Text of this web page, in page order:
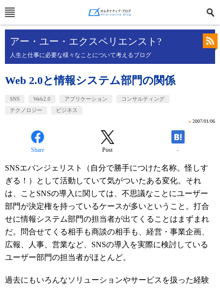
アー・ユー・エクスペリエンスト?
人生と仕事に必要な様々なことについて考えるブログ
Web 2.0と情報システム部門の関係
SNS Web2.0 アプリケーション
コンサルティング
テクノロジー
ビジネス
» 2007/01/06
Share Post -
SNSエバンジェリスト（自分で勝手につけた名称。怪しす
ぎる！）として活動していて気がついたある変化。それ
は、ことSNSの導入に関しては、不思議なことにユーザー
部門が決定権を持っているケースが多いということ。打合
せに情報システム部門の担当者が出てくることはまずまれ
だ。問合せてくる相手も商談の相手も、経営・事業企画、
広報、人事、営業など、SNSの導入を実際に検討している
ユーザー部門の担当者がほとんど。
過去にもいろんなソリューションやサービスを扱った経験